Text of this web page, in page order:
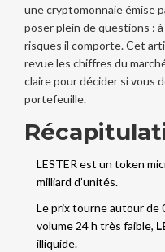
une cryptomonnaie émise
poser plein de questions :
risques il comporte. Cet
revue les chiffres du
claire pour décider si vous
portefeuille.
LESTER est un token
milliard d’unités.
Le prix tourne autour de
volume 24 h très faible,
illiquide.